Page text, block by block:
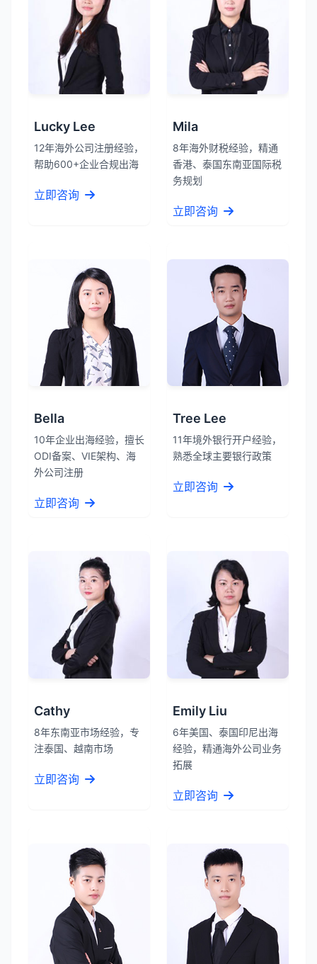
Lucky Lee
12年海外公司注册经验，
帮助600+企业合规出海
立即咨询
Mila
8年海外财税经验，精通
香港、泰国东南亚国际税
务规划
立即咨询
Bella
10年企业出海经验，擅长
ODI备案、VIE架构、海
外公司注册
立即咨询
Tree Lee
11年境外银行开户经验，
熟悉全球主要银行政策
立即咨询
Cathy
8年东南亚市场经验，专
注泰国、越南市场
立即咨询
Emily Liu
6年美国、泰国印尼出海
经验，精通海外公司业务
拓展
立即咨询